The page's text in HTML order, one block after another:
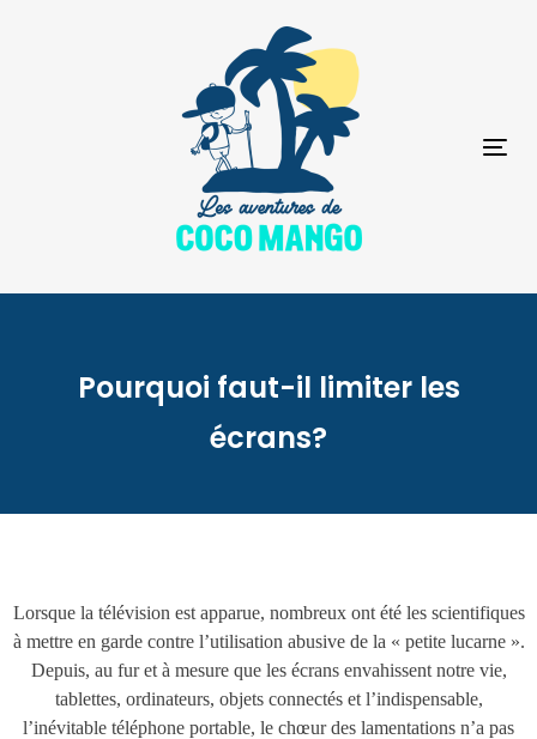
Pourquoi faut-il limiter les
écrans?
Lorsque la télévision est apparue, nombreux ont été les scientifiques
à mettre en garde contre l’utilisation abusive de la « petite lucarne ».
Depuis, au fur et à mesure que les écrans envahissent notre vie,
tablettes, ordinateurs, objets connectés et l’indispensable,
l’inévitable téléphone portable, le chœur des lamentations n’a pas